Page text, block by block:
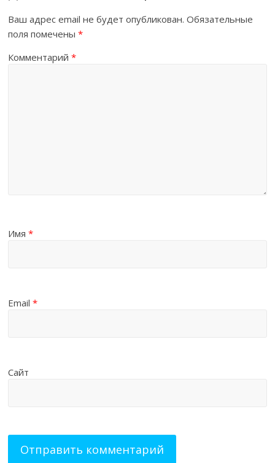
Ваш адрес email не будет опубликован. Обязательные
поля помечены*
Комментарий*
Имя*
Email*
Сайт